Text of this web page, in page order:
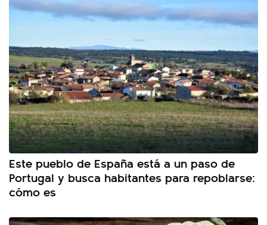
Este pueblo de España está a un paso de
Portugal y busca habitantes para repoblarse:
cómo es